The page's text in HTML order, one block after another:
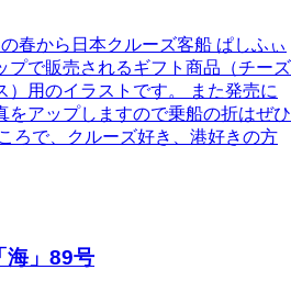
春から日本クルーズ客船 ぱしふぃ
プで販売されるギフト商品（チーズ
）用のイラストです。 また発売に
をアップしますので乗船の折はぜひ
ろで、クルーズ好き、港好きの方
海」89号